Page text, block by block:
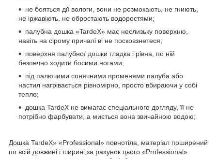
не бояться дії вологи, вони не розмокають, не гниють,
не іржавіють, не обростають водоростями;
палубна дошка «TardeX» має неслизьку поверхню,
навіть на сірому причалі ві не посковзнетеся;
поверхня палубної дошки гладка і рівна, по ній
безпечно ходити босими ногами;
під палючими сонячними променями палуба або
настил нагрівається рівномірно, просто вбираючи у собі
тепло;
дошка TardeX не вимагає спеціального догляду, її не
потрібно фарбувати, а миється вона звичайною водою;
Дошка TardeX» «Professional» повнотіла, матеріал поширений
по всій довжині і ширині,за рахунок цього «Professional»